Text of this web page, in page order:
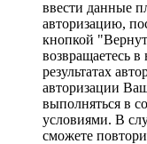
ввести данные
авторизацию,
кнопкой
возвращаетесь
результатах
авторизации
выполняться в
условиями. В
сможете